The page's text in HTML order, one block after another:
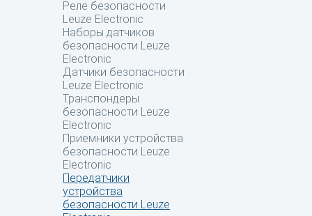
Реле безопасности
Leuze Electronic
Наборы датчиков
безопасности Leuze
Electronic
Датчики безопасности
Leuze Electronic
Транспондеры
безопасности Leuze
Electronic
Приемники устройства
безопасности Leuze
Electronic
Передатчики
устройства
безопасности Leuze